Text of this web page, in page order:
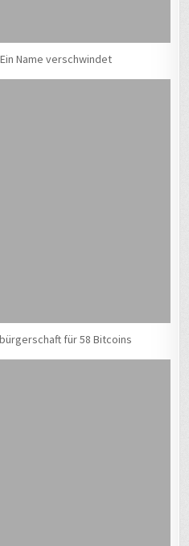
Name verschwindet
für 58 Bitcoins